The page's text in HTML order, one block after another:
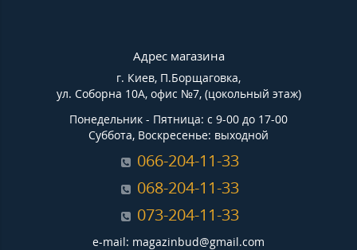
Адрес магазина
г. Киев, П.Борщаговка,
ул. Соборна 10А, офис №7, (цокольный этаж)
Понедельник - Пятница: с 9-00 до 17-00
Суббота, Воскресенье: выходной
066-204-11-33
068-204-11-33
073-204-11-33
e-mail: magazinbud@gmail.com